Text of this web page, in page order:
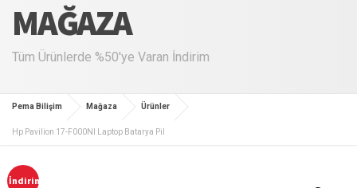
MAĞAZA
Tüm Ürünlerde %50'ye Varan İndirim
Pema Bilişim Mağaza Ürünler
Hp Pavilion 17-F000Nl Laptop Batarya Pil
İndirim!